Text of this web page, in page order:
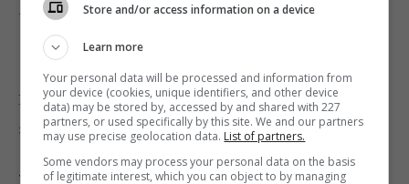
4
Клиенты
Ваши клиенты могут быть вашими защитниками. Но
это уже вопрос работы клиентского сервиса.
5
Store and/or access information on a device
Learn more
Your personal data will be processed and information from
your device (cookies, unique identifiers, and other device
data) may be stored by, accessed by and shared with 227
partners, or used specifically by this site. We and our partners
may use precise geolocation data. List of partners.
Some vendors may process your personal data on the basis
of legitimate interest, which you can object to by managing